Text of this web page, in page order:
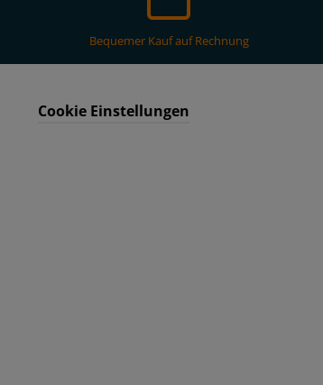
Bequemer Kauf auf Rechnung
Cookie Einstellungen